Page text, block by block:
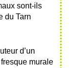
sont-ils
du Tarn
d’un
murale